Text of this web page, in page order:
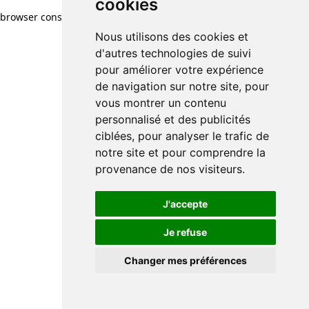
cookies
Nous utilisons des cookies et
d'autres technologies de suivi
pour améliorer votre expérience
de navigation sur notre site, pour
vous montrer un contenu
personnalisé et des publicités
ciblées, pour analyser le trafic de
notre site et pour comprendre la
provenance de nos visiteurs.
J'accepte
Je refuse
Changer mes préférences
browser console for more information)